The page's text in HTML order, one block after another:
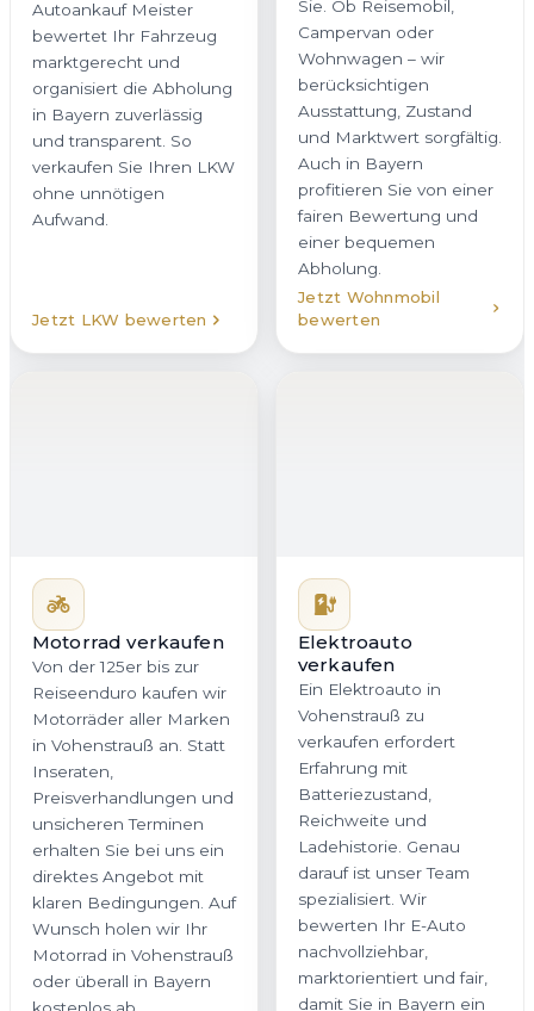
bewertet Ihr Fahrzeug
marktgerecht und
organisiert die Abholung
in Bayern zuverlässig
und transparent. So
verkaufen Sie Ihren LKW
ohne unnötigen
Aufwand.
Campervan oder
Wohnwagen – wir
berücksichtigen
Ausstattung, Zustand
und Marktwert sorgfältig.
Auch in Bayern
profitieren Sie von einer
fairen Bewertung und
einer bequemen
Abholung.
Jetzt Wohnmobil
bewerten
Inseraten,
Preisverhandlungen und
unsicheren Terminen
erhalten Sie bei uns ein
direktes Angebot mit
klaren Bedingungen. Auf
Wunsch holen wir Ihr
Motorrad in Vohenstrauß
oder überall in Bayern
kostenlos ab.
Jetzt Motorrad
bewerten
verkaufen erfordert
Erfahrung mit
Batteriezustand,
Reichweite und
Ladehistorie. Genau
darauf ist unser Team
spezialisiert. Wir
bewerten Ihr E-Auto
nachvollziehbar,
marktorientiert und fair,
damit Sie in Bayern ein
realistisches Angebot
ohne versteckte Abzüge
erhalten.
Jetzt E-Auto
bewerten